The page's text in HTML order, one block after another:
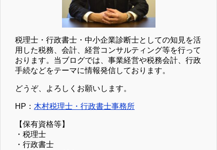
税理士・行政書士・中小企業診断士としての知見を活
用した税務、会計、経営コンサルティング等を行って
おります。当ブログでは、事業経営や税務会計、行政
手続などをテーマに情報発信しております。
どうぞ、よろしくお願いします。
HP： 木村税理士・行政書士事務所
【保有資格等】
・税理士
・行政書士